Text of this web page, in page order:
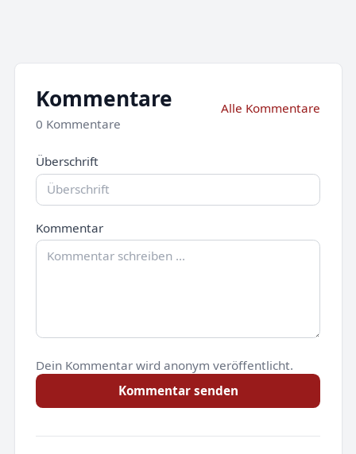
Kommentare
0 Kommentare
Alle Kommentare
Überschrift
Kommentar
Dein Kommentar wird anonym veröffentlicht.
Kommentar senden